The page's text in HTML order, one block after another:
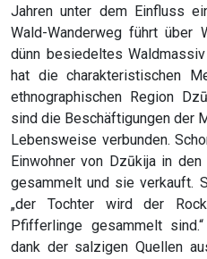
Jahren unter dem Einfluss
Wald-Wanderweg führt über
dünn besiedeltes
hat die charakteristischen
ethnographischen Region
sind die Beschäftigungen der
Lebensweise verbunden.
Einwohner von Dzūkija in
gesammelt und sie verkauft.
„der Tochter wird der
Pfifferlinge gesammelt
dank der salzigen Quellen